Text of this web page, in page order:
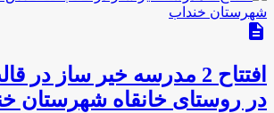
description
در روستای خانقاه شهرستان